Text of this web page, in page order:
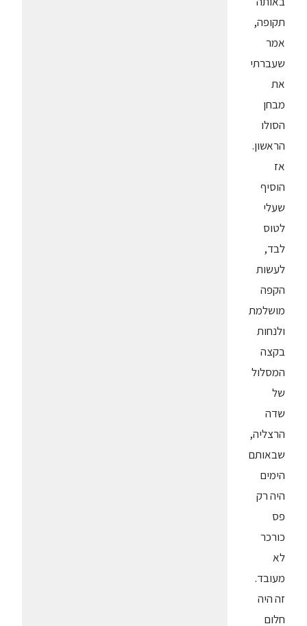
תקופה,
אמר
שעברתי
את
מבחן
הסולו
הראשון.
אז
הוסיף
שעלי
לטוס
לבד,
לעשות
הקפה
מושלמת
ולנחות
בקצה
המסלול
של
שדה
הרצליה,
שבאותם
הימים
היה רק
פס
כורכר
לא
מעובד.
זה היה
חלום